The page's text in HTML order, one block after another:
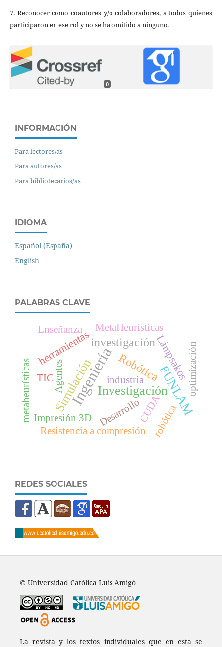
7. Reconocer como coautores y/o colaboradores, a todos quienes
participaron en ese rol y no se ha omitido a ninguno.
0
INFORMACIÓN
Para lectores/as
Para autores/as
Para bibliotecarios/as
IDIOMA
Español (España)
English
PALABRAS CLAVE
IngenieríaInvestigación
Simulación FUNLAM
Robótica
investigación
herramientas Lámpsakos
Impresión 3D
MetaHeurísticas
Agentes
Desarrollo
Resistencia a compresión robótica
CUDA
industria
Enseñanza
TIC optimización
metaheurísticas
REDES SOCIALES
© Universidad Católica Luis Amigó
La revista y los textos individuales que en esta se